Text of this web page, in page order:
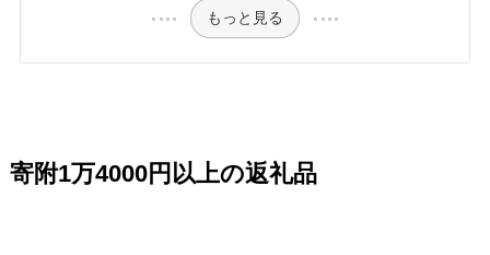
もっと見る
寄附1万4000円以上の返礼品